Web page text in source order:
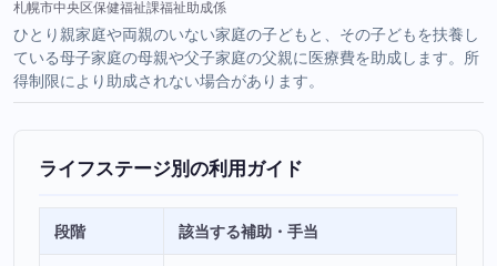
札幌市中央区保健福祉課福祉助成係
ひとり親家庭や両親のいない家庭の子どもと、その子どもを扶養し
ている母子家庭の母親や父子家庭の父親に医療費を助成します。所
得制限により助成されない場合があります。
ライフステージ別の利用ガイド
段階 該当する補助・手当